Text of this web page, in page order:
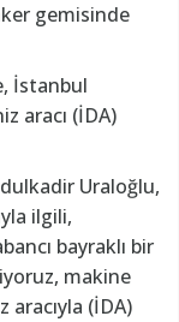
gemisinde
İstanbul
aracı (İDA)
Uraloğlu,
ilgili,
bayraklı bir
makine
(İDA)